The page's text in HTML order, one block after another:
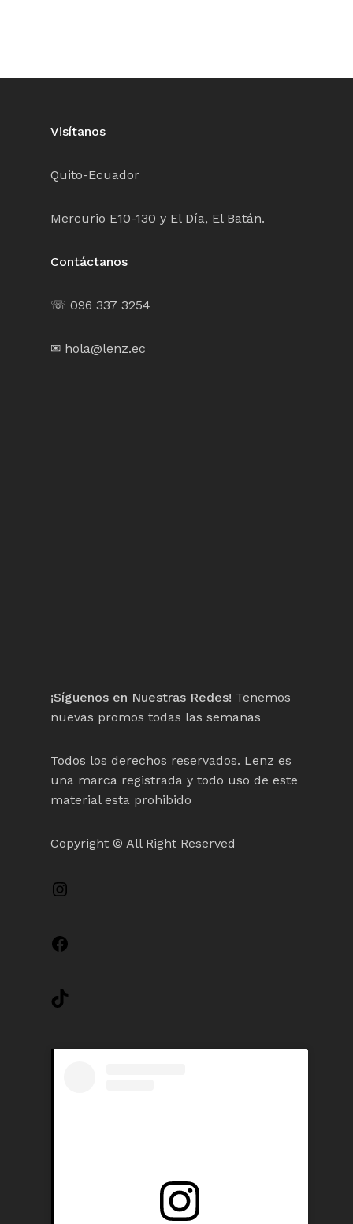
Visítanos
Quito-Ecuador
Mercurio E10-130 y El Día, El Batán.
Contáctanos
☏ 096 337 3254
✉ hola@lenz.ec
¡Síguenos en Nuestras Redes! Tenemos
nuevas promos todas las semanas
Todos los derechos reservados. Lenz es
una marca registrada y todo uso de este
material esta prohibido
Copyright © All Right Reserved